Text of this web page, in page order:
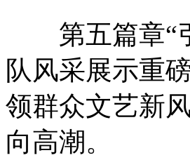
第五篇章“引
队风采展示重
领群众文艺新
向高潮。